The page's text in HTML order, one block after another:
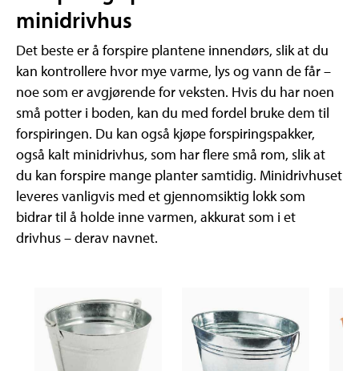
minidrivhus
Det beste er å forspire plantene innendørs, slik at du
kan kontrollere hvor mye varme, lys og vann de får –
noe som er avgjørende for veksten. Hvis du har noen
små potter i boden, kan du med fordel bruke dem til
forspiringen. Du kan også kjøpe forspiringspakker,
også kalt minidrivhus, som har flere små rom, slik at
du kan forspire mange planter samtidig. Minidrivhuset
leveres vanligvis med et gjennomsiktig lokk som
bidrar til å holde inne varmen, akkurat som i et
drivhus – derav navnet.